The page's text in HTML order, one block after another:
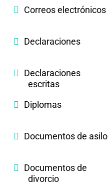
Correos electrónicos
Declaraciones
Declaraciones
escritas
Diplomas
Documentos de asilo
Documentos de
divorcio